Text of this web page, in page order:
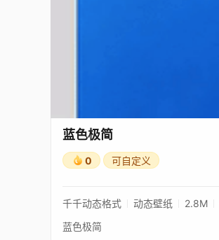
蓝色极简
0 可自定义
千千动态格式 动态壁纸 2.8M
蓝色极简